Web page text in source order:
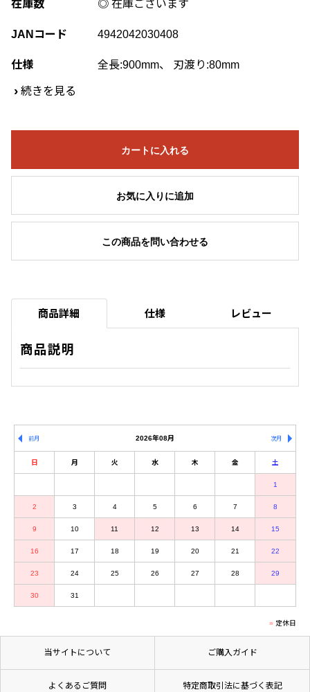
在庫数 ◎ 在庫ございます
JANコード 4942042030408
仕様 全長:900mm、 刃渡り:80mm
› 続きを見る
カートに入れる
お気に入りに追加
この商品を問い合わせる
商品詳細 仕様 レビュー
商品説明
2026年08月
前月 次月
日 月 火 水 木 金 土
1
2 3 4 5 6 7 8
9 10 11 12 13 14 15
16 17 18 19 20 21 22
23 24 25 26 27 28 29
30 31
定休日
当サイトについて ご購入ガイド
よくあるご質問 特定商取引法に基づく表記